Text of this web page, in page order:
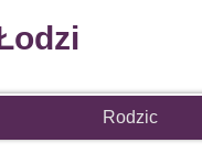
Rodzic